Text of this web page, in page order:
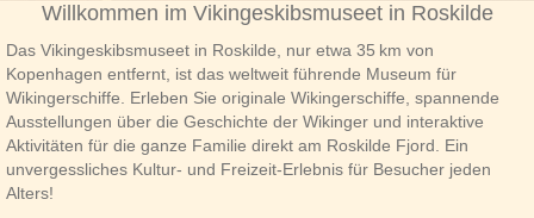
Willkommen im Vikingeskibsmuseet in Roskilde
Das Vikingeskibsmuseet in Roskilde, nur etwa 35 km von
Kopenhagen entfernt, ist das weltweit führende Museum für
Wikingerschiffe. Erleben Sie originale Wikingerschiffe, spannende
Ausstellungen über die Geschichte der Wikinger und interaktive
Aktivitäten für die ganze Familie direkt am Roskilde Fjord. Ein
unvergessliches Kultur- und Freizeit-Erlebnis für Besucher jeden
Alters!